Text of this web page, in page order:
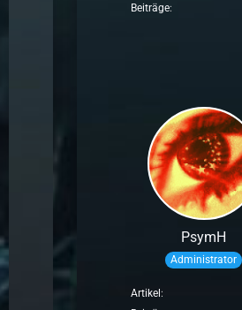
Beiträge
PsymH
Administrator
Artikel